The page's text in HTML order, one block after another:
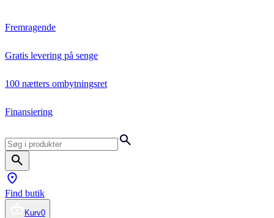
Fremragende
Gratis levering på senge
100 nætters ombytningsret
Finansiering
Find butik
Kurv0